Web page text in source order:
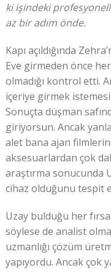
ki işindeki
az bir adım önde.
Kapı açıldığında
Eve girmeden önce
olmadığı kontrol etti.
içeriye girmek
Sonuçta düşman
giriyorsun. Ancak
alet bana ajan
aksesuarlardan çok
araştırma sonucunda
cihaz olduğunu tespit
Uzay bulduğu her
söylese de analist
uzmanlığı çözüm
yapıyordu. Ancak çok